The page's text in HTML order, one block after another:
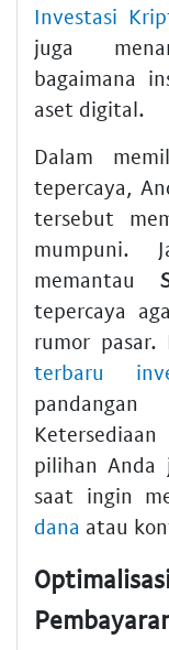
Investasi
juga
bagaimana
aset digital.
Dalam
tepercaya,
tersebut
mumpuni.
memantau
tepercaya
rumor pasar.
terbaru
Ketersediaan
pilihan Anda
saat ingin
dana atau